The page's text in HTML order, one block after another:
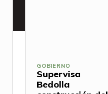
GOBIERNO
Supervisa
Bedolla